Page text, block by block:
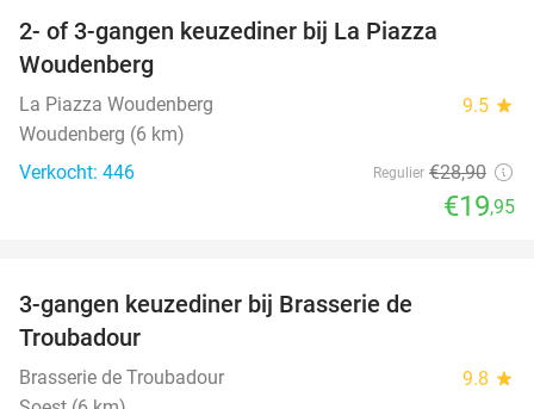
2- of 3-gangen keuzediner bij La Piazza
Woudenberg
La Piazza Woudenberg 9.5 star
Woudenberg (6 km)
Verkocht: 446
Regulier €28,90
€19,95
3-gangen keuzediner bij Brasserie de
Troubadour
Brasserie de Troubadour 9.8 star